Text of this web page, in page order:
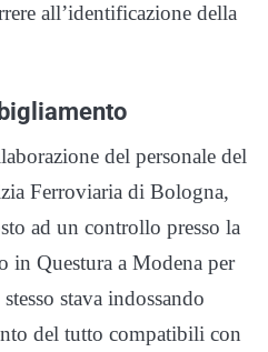
all’identificazione della
del personale del
Ferroviaria di Bologna,
ad un controllo presso la
in Questura a Modena per
stava indossando
del tutto compatibili con